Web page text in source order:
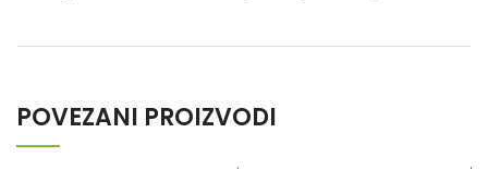
POVEZANI PROIZVODI